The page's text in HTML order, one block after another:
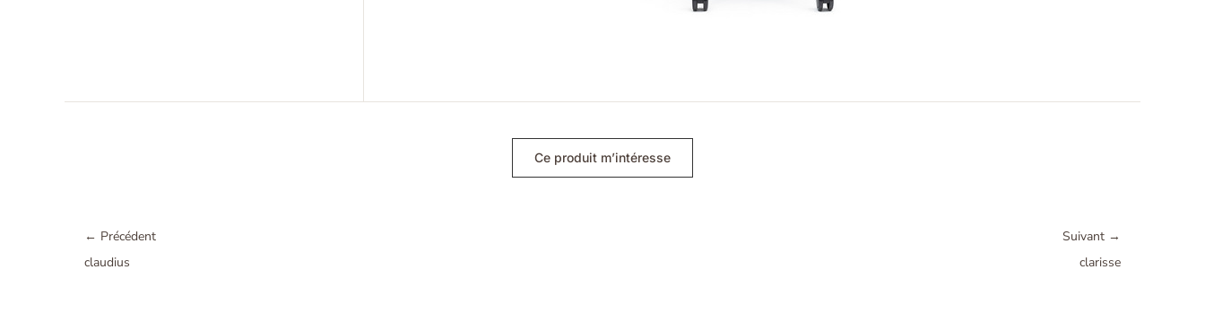
Ce produit m’intéresse
← Précédent
claudius
Suivant →
clarisse